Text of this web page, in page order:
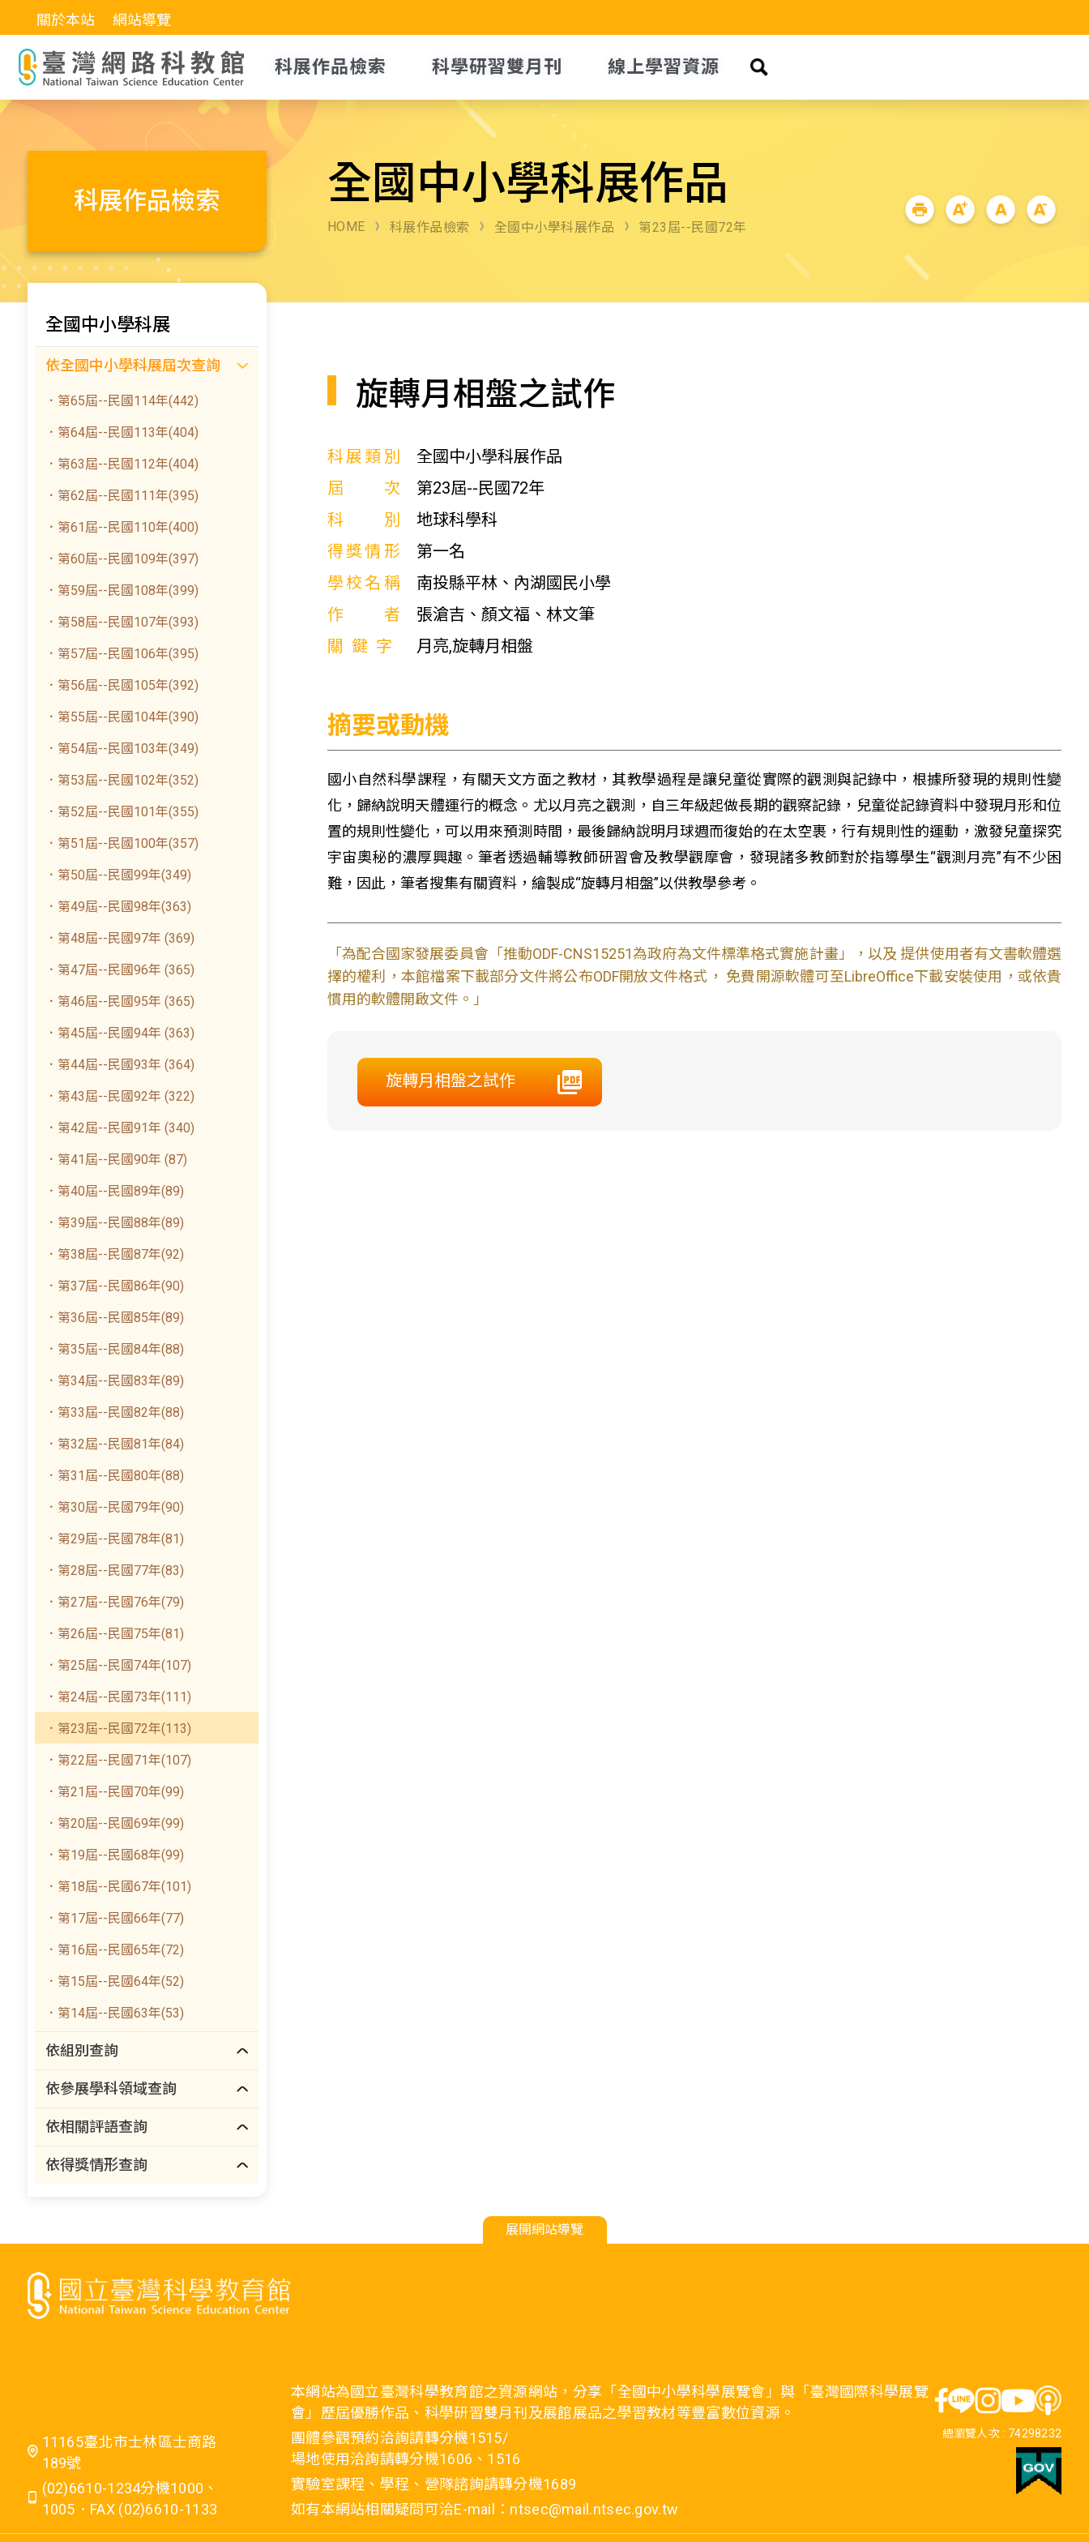
關於本站 網站導覽
科展作品檢索 科學研習雙月刊 線上學習資源
科展作品檢索 全國中小學科展作品
HOME 科展作品檢索 全國中小學科展作品 第23屆--民國72年
全國中小學科展
依全國中小學科展屆次查詢
．第65屆--民國114年(442)
．第64屆--民國113年(404)
．第63屆--民國112年(404)
．第62屆--民國111年(395)
．第61屆--民國110年(400)
．第60屆--民國109年(397)
．第59屆--民國108年(399)
．第58屆--民國107年(393)
．第57屆--民國106年(395)
．第56屆--民國105年(392)
．第55屆--民國104年(390)
．第54屆--民國103年(349)
．第53屆--民國102年(352)
．第52屆--民國101年(355)
．第51屆--民國100年(357)
．第50屆--民國99年(349)
．第49屆--民國98年(363)
．第48屆--民國97年 (369)
．第47屆--民國96年 (365)
．第46屆--民國95年 (365)
．第45屆--民國94年 (363)
．第44屆--民國93年 (364)
．第43屆--民國92年 (322)
．第42屆--民國91年 (340)
．第41屆--民國90年 (87)
．第40屆--民國89年(89)
．第39屆--民國88年(89)
．第38屆--民國87年(92)
．第37屆--民國86年(90)
．第36屆--民國85年(89)
．第35屆--民國84年(88)
．第34屆--民國83年(89)
．第33屆--民國82年(88)
．第32屆--民國81年(84)
．第31屆--民國80年(88)
．第30屆--民國79年(90)
．第29屆--民國78年(81)
．第28屆--民國77年(83)
．第27屆--民國76年(79)
．第26屆--民國75年(81)
．第25屆--民國74年(107)
．第24屆--民國73年(111)
．第23屆--民國72年(113)
．第22屆--民國71年(107)
．第21屆--民國70年(99)
．第20屆--民國69年(99)
．第19屆--民國68年(99)
．第18屆--民國67年(101)
．第17屆--民國66年(77)
．第16屆--民國65年(72)
．第15屆--民國64年(52)
．第14屆--民國63年(53)
依組別查詢
依參展學科領域查詢
依相關評語查詢
依得獎情形查詢
旋轉月相盤之試作
科展類別
全國中小學科展作品
屆次
第23屆--民國72年
科別
地球科學科
得獎情形
第一名
學校名稱
南投縣平林、內湖國民小學
作者
張滄吉、顏文福、林文筆
關鍵字
月亮,旋轉月相盤
摘要或動機
國小自然科學課程，有關天文方面之教材，其教學過程是讓兒童從實際的觀測與記錄中，根據所發現的規則性變
化，歸納說明天體運行的概念。尤以月亮之觀測，自三年級起做長期的觀察記錄，兒童從記錄資料中發現月形和位
置的規則性變化，可以用來預測時間，最後歸納說明月球週而復始的在太空裹，行有規則性的運動，激發兒童探究
宇宙奧秘的濃厚興趣。筆者透過輔導教師研習會及教學觀摩會，發現諸多教師對於指導學生“觀測月亮”有不少困
難，因此，筆者搜集有關資料，繪製成“旋轉月相盤”以供教學參考。
「為配合國家發展委員會「推動ODF-CNS15251為政府為文件標準格式實施計畫」，以及 提供使用者有文書軟體選
擇的權利，本館檔案下載部分文件將公布ODF開放文件格式， 免費開源軟體可至LibreOffice下載安裝使用，或依貴
慣用的軟體開啟文件。」
旋轉月相盤之試作
展開網站導覽
11165臺北市士林區士商路
189號
(02)6610-1234分機1000、
1005．FAX (02)6610-1133
本網站為國立臺灣科學教育館之資源網站，分享「全國中小學科學展覽會」與「臺灣國際科學展覽
會」歷屆優勝作品、科學研習雙月刊及展館展品之學習教材等豐富數位資源。
團體參觀預約洽詢請轉分機1515/
場地使用洽詢請轉分機1606、1516
實驗室課程、學程、營隊諮詢請轉分機1689
如有本網站相關疑問可洽E-mail：ntsec@mail.ntsec.gov.tw
總瀏覽人次 : 74298232